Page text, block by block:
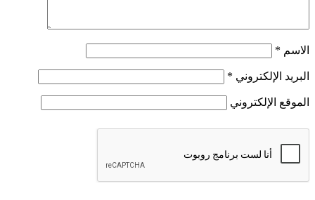
الاسم *
البريد الإلكتروني *
الموقع الإلكتروني